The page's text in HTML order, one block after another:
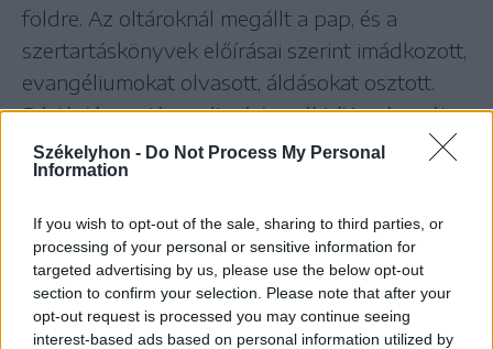
Székelyhon - Do Not Process My Personal
Information
If you wish to opt-out of the sale, sharing to third parties, or
processing of your personal or sensitive information for
targeted advertising by us, please use the below opt-out
section to confirm your selection. Please note that after your
opt-out request is processed you may continue seeing
interest-based ads based on personal information utilized by
földre. Az oltároknál megállt a pap, és a
szertartáskönyvek előírásai szerint imádkozott,
evangéliumokat olvasott, áldásokat osztott.
Bárth János: Jézus dicsértessék! (Kecskemét,
2006)
Háromszékenis rendszerint zöld
nyírfaágakból alakították ki az ideiglenes
oltárokat borító lombsátrakat, amelyeket
frissen nyílt virágokkal díszítettek.